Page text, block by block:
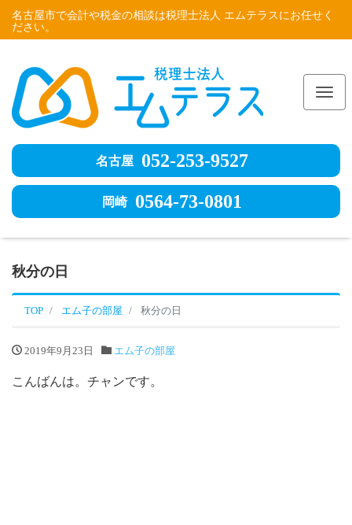
名古屋市で会計や税金の相談は税理士法人 エムテラスにお任せく
ださい。
名古屋 052-253-9527
岡崎 0564-73-0801
秋分の日
TOP エム子の部屋 秋分の日
2019年9月23日 エム子の部屋
こんばんは。チャンです。